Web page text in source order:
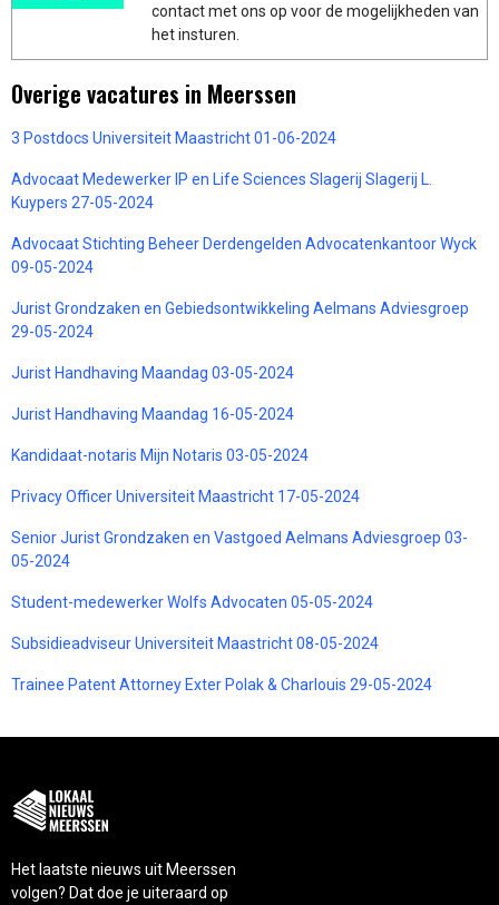
contact met ons op voor de mogelijkheden van
het insturen.
Overige vacatures in Meerssen
3 Postdocs Universiteit Maastricht 01-06-2024
Advocaat Medewerker IP en Life Sciences Slagerij Slagerij L.
Kuypers 27-05-2024
Advocaat Stichting Beheer Derdengelden Advocatenkantoor Wyck
09-05-2024
Jurist Grondzaken en Gebiedsontwikkeling Aelmans Adviesgroep
29-05-2024
Jurist Handhaving Maandag 03-05-2024
Jurist Handhaving Maandag 16-05-2024
Kandidaat-notaris Mijn Notaris 03-05-2024
Privacy Officer Universiteit Maastricht 17-05-2024
Senior Jurist Grondzaken en Vastgoed Aelmans Adviesgroep 03-
05-2024
Student-medewerker Wolfs Advocaten 05-05-2024
Subsidieadviseur Universiteit Maastricht 08-05-2024
Trainee Patent Attorney Exter Polak & Charlouis 29-05-2024
Het laatste nieuws uit Meerssen
volgen? Dat doe je uiteraard op